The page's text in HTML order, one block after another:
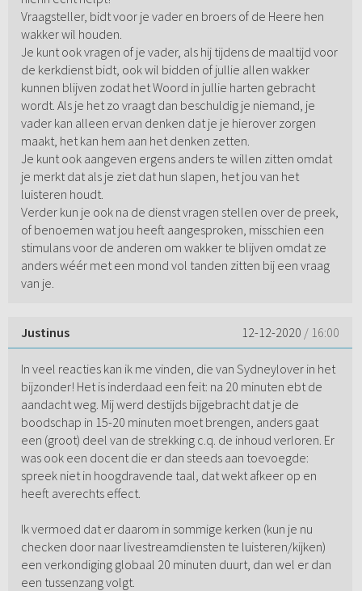
Vraagsteller, bidt voor je vader en broers of de Heere hen
wakker wil houden.
Je kunt ook vragen of je vader, als hij tijdens de maaltijd voor
de kerkdienst bidt, ook wil bidden of jullie allen wakker
kunnen blijven zodat het Woord in jullie harten gebracht
wordt. Als je het zo vraagt dan beschuldig je niemand, je
vader kan alleen ervan denken dat je je hierover zorgen
maakt, het kan hem aan het denken zetten.
Je kunt ook aangeven ergens anders te willen zitten omdat
je merkt dat als je ziet dat hun slapen, het jou van het
luisteren houdt.
Verder kun je ook na de dienst vragen stellen over de preek,
of benoemen wat jou heeft aangesproken, misschien een
stimulans voor de anderen om wakker te blijven omdat ze
anders wéér met een mond vol tanden zitten bij een vraag
van je.
Justinus 12-12-2020 / 16:00
In veel reacties kan ik me vinden, die van Sydneylover in het
bijzonder! Het is inderdaad een feit: na 20 minuten ebt de
aandacht weg. Mij werd destijds bijgebracht dat je de
boodschap in 15-20 minuten moet brengen, anders gaat
een (groot) deel van de strekking c.q. de inhoud verloren. Er
was ook een docent die er dan steeds aan toevoegde:
spreek niet in hoogdravende taal, dat wekt afkeer op en
heeft averechts effect.
Ik vermoed dat er daarom in sommige kerken (kun je nu
checken door naar livestreamdiensten te luisteren/kijken)
een verkondiging globaal 20 minuten duurt, dan wel er dan
een tussenzang volgt.